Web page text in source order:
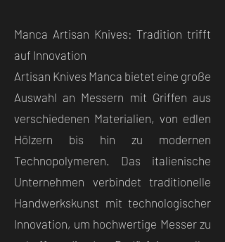
Manca Artisan Knives: Tradition trifft
auf Innovation
Artisan Knives Manca bietet eine große
Auswahl an Messern mit Griffen aus
verschiedenen Materialien, von edlen
Hölzern bis hin zu modernen
Technopolymeren. Das italienische
Unternehmen verbindet traditionelle
Handwerkskunst mit technologischer
Innovation, um hochwertige Messer zu